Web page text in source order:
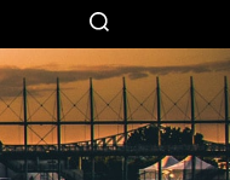
S
E
A
R
C
H